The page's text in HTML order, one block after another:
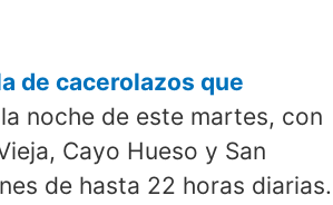
de cacerolazos que
noche de este martes, con
Cayo Hueso y San
de hasta 22 horas diarias.